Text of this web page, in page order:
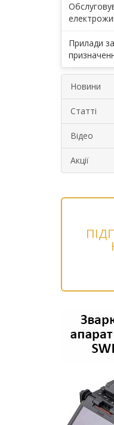
Прилади
Новини
Статті
Відео
Акції